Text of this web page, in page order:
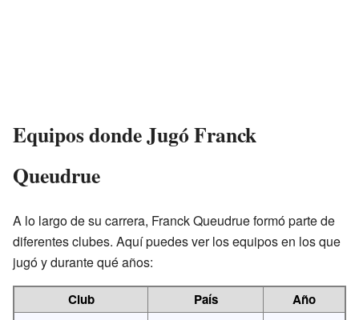
Equipos donde Jugó Franck
Queudrue
A lo largo de su carrera, Franck Queudrue formó parte de
diferentes clubes. Aquí puedes ver los equipos en los que
jugó y durante qué años:
Club País Año